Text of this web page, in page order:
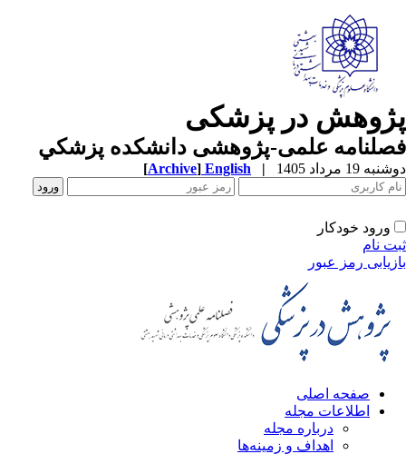
در پزشکی
علمی-پژوهشی دانشکده پزشکي
19 مرداد 1405 |
English
[Archive]
ورود خودکار
نام
رمز عبور
صفحه اصلی
اطلاعات مجله
درباره مجله
اهداف و زمینه‌ها